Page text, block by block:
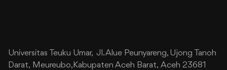
Universitas Teuku Umar, Jl. Alue Peunyareng, Ujong Tanoh
Darat, Meureubo,Kabupaten Aceh Barat, Aceh 23681